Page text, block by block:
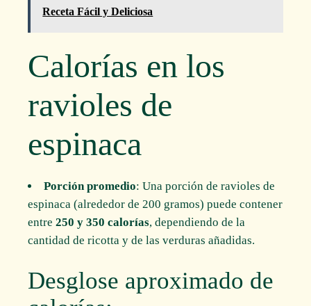
Receta Fácil y Deliciosa
Calorías en los
ravioles de
espinaca
Porción promedio: Una porción de ravioles de
espinaca (alrededor de 200 gramos) puede contener
entre250 y 350 calorías, dependiendo de la
cantidad de ricotta y de las verduras añadidas.
Desglose aproximado de